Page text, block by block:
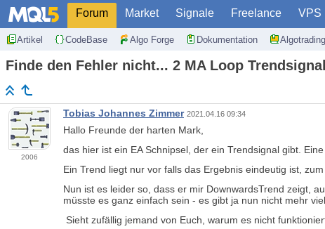
Forum Market Signale Freelance VPS
Artikel CodeBase Algo Forge Dokumentation
Finde den Fehler nicht... 2 MA Loop Trendsignal
2006
Tobias Johannes Zimmer 2021.04.16 09:34
Hallo Freunde der harten Mark,
das hier ist ein EA Schnipsel, der ein Trendsignal gibt.
Ein Trend liegt nur vor falls das Ergebnis eindeutig ist,
Nun ist es leider so, dass er mir DownwardsTrend zeigt,
müsste es ganz einfach sein - es gibt ja nun nicht mehr
Sieht zufällig jemand von Euch, warum es nicht